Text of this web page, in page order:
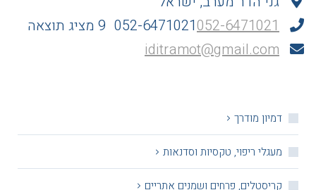
052-6471021052-6471021
iditramot@gmail.com
9 מציג תוצאה
דמיון מודרך
מעגלי ריפוי, טקסיות וסדנאות
קריסטלים, פרחים ושמנים אתריים